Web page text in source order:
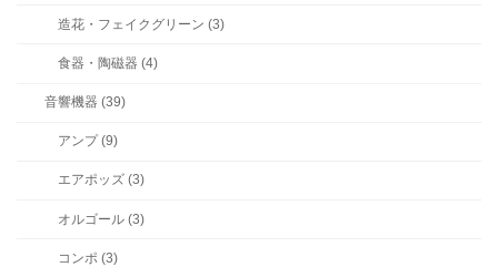
造花・フェイクグリーン (3)
食器・陶磁器 (4)
音響機器 (39)
アンプ (9)
エアポッズ (3)
オルゴール (3)
コンポ (3)